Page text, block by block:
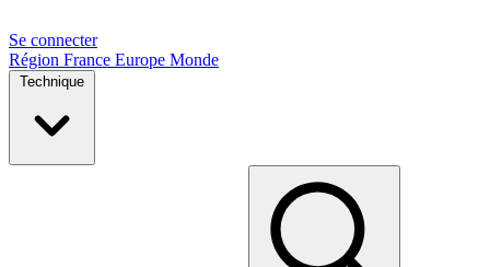
Se connecter
Région France Europe Monde
Technique